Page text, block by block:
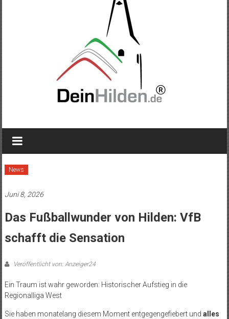
News
Juni 8, 2026
Das Fußballwunder von Hilden: VfB
schafft die Sensation
Veröffentlicht von: Anzeiger24
Ein Traum ist wahr geworden: Historischer Aufstieg in die
Regionalliga West
Sie haben monatelang diesem Moment entgegengefiebert und alles